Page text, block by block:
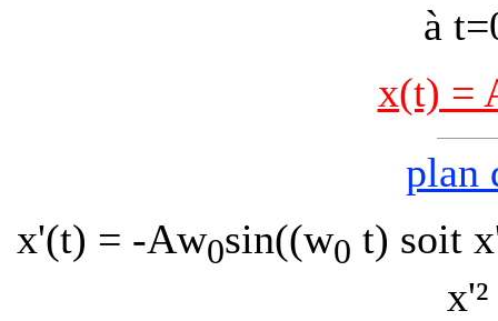
à
x(t) =
plan
x'(t) = -Aw0sin((w0 t) soit